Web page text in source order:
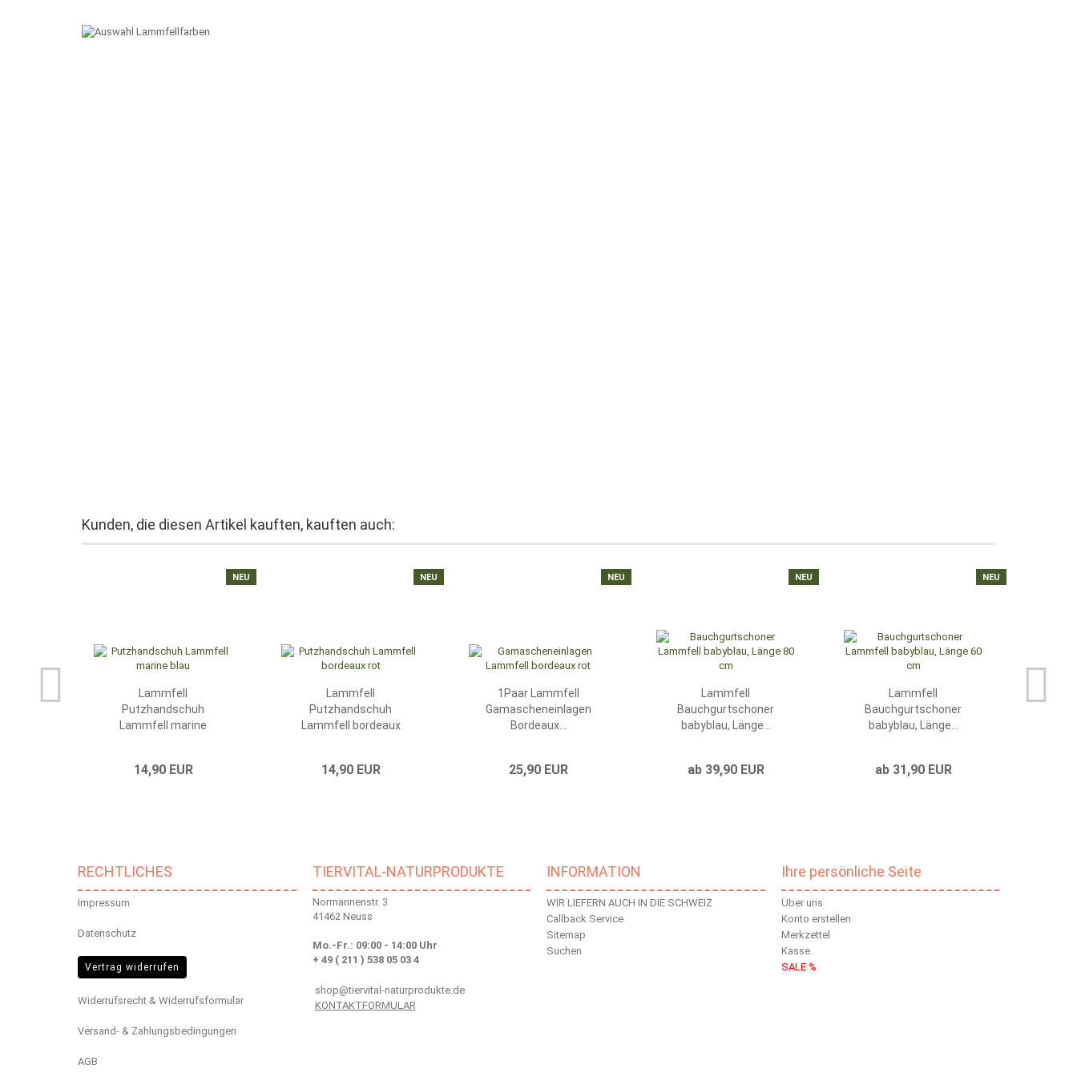
Kunden, die diesen Artikel kauften, kauften auch:
NEU
Lammfell
Putzhandschuh
Lammfell marine
14,90 EUR
NEU
Lammfell
Putzhandschuh
Lammfell bordeaux
14,90 EUR
NEU
1Paar Lammfell
Gamascheneinlagen
Bordeaux...
25,90 EUR
NEU
Lammfell
Bauchgurtschoner
babyblau, Länge...
ab 39,90 EUR
NEU
Lammfell
Bauchgurtschoner
babyblau, Länge...
ab 31,90 EUR
RECHTLICHES
Impressum
Datenschutz
Vertrag widerrufen
Widerrufsrecht & Widerrufsformular
Versand- & Zahlungsbedingungen
AGB
TIERVITAL-NATURPRODUKTE
Normannenstr. 3
41462 Neuss
Mo.-Fr.: 09:00 - 14:00 Uhr
+ 49 ( 211 ) 538 05 03 4
shop@tiervital-naturprodukte.de
KONTAKTFORMULAR
INFORMATION
WIR LIEFERN AUCH IN DIE SCHWEIZ
Callback Service
Sitemap
Suchen
Ihre persönliche Seite
Über uns
Konto erstellen
Merkzettel
Kasse
SALE %